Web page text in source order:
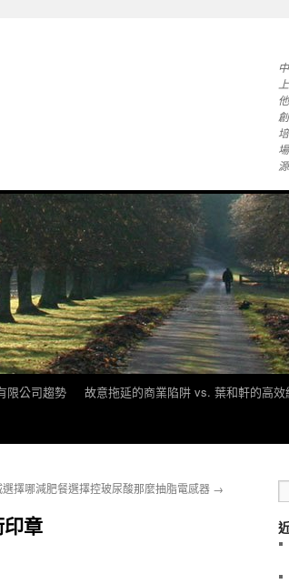
限公司趨勢 故意拖延的商業陷阱 vs. 葉和軒的高效
擇哪減肥餐選擇控玻尿酸那麼抽脂電感器 →
章